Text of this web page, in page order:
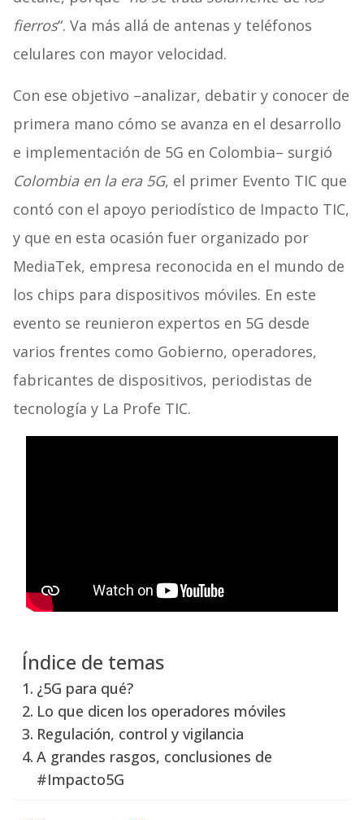
fierros“. Va más allá de antenas y teléfonos
celulares con mayor velocidad.
Con ese objetivo –analizar, debatir y conocer de
primera mano cómo se avanza en el desarrollo
e implementación de 5G en Colombia– surgió
Colombia en la era 5G, el primer Evento TIC que
contó con el apoyo periodístico de Impacto TIC,
y que en esta ocasión fuer organizado por
MediaTek, empresa reconocida en el mundo de
los chips para dispositivos móviles. En este
evento se reunieron expertos en 5G desde
varios frentes como Gobierno, operadores,
fabricantes de dispositivos, periodistas de
tecnología y La Profe TIC.
Índice de temas
¿5G para qué?
Lo que dicen los operadores móviles
Regulación, control y vigilancia
A grandes rasgos, conclusiones de
#Impacto5G